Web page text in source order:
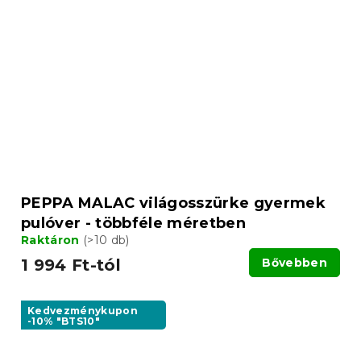
PEPPA MALAC világosszürke gyermek
pulóver - többféle méretben
Raktáron (>10 db)
1 994 Ft-tól Bővebben
Kedvezménykupon
-10% "BTS10"